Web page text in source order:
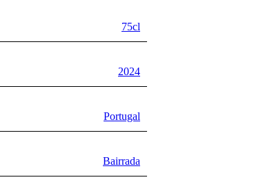
75cl
2024
Portugal
Bairrada